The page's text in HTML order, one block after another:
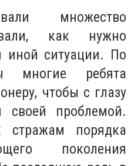
множество
как нужно
иной ситуации. По
многие ребята
чтобы с глазу
своей проблемой.
стражам порядка
поколения